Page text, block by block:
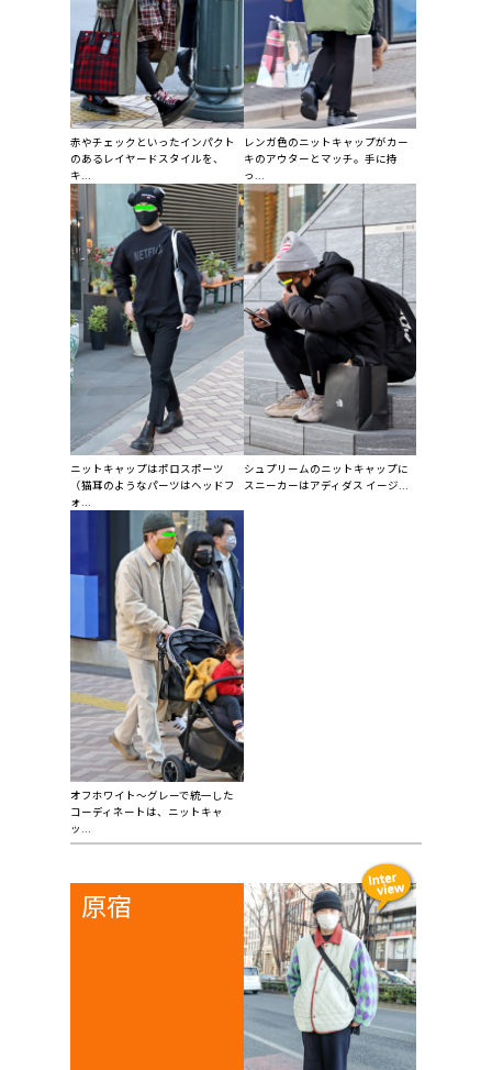
赤やチェックといったインパクト
のあるレイヤードスタイルを、
キ...
レンガ色のニットキャップがカー
キのアウターとマッチ。手に持
っ...
ニットキャップはポロスポーツ
（猫耳のようなパーツはヘッドフ
ォ...
シュプリームのニットキャップに
スニーカーはアディダス イージ...
オフホワイト～グレーで統一した
コーディネートは、ニットキャ
ッ...
原宿